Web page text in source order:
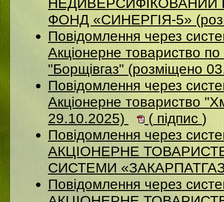
ФОНД «СИНЕРГІЯ-5»
Повідомлення через
Акцiонерне товариство по
"Борщiвгаз" (розміщено
Повідомлення через
Акціонерне товариство
29.10.2025)
( підпис )
Повідомлення через
АКЦІОНЕРНЕ
СИСТЕМИ
Повідомлення через